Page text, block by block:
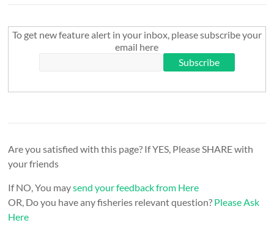
To get new feature alert in your inbox, please subscribe your
email here
Are you satisfied with this page? If YES, Please SHARE with
your friends
If NO, You maysend your feedback from Here
OR, Do you have any fisheries relevant question? Please Ask
Here